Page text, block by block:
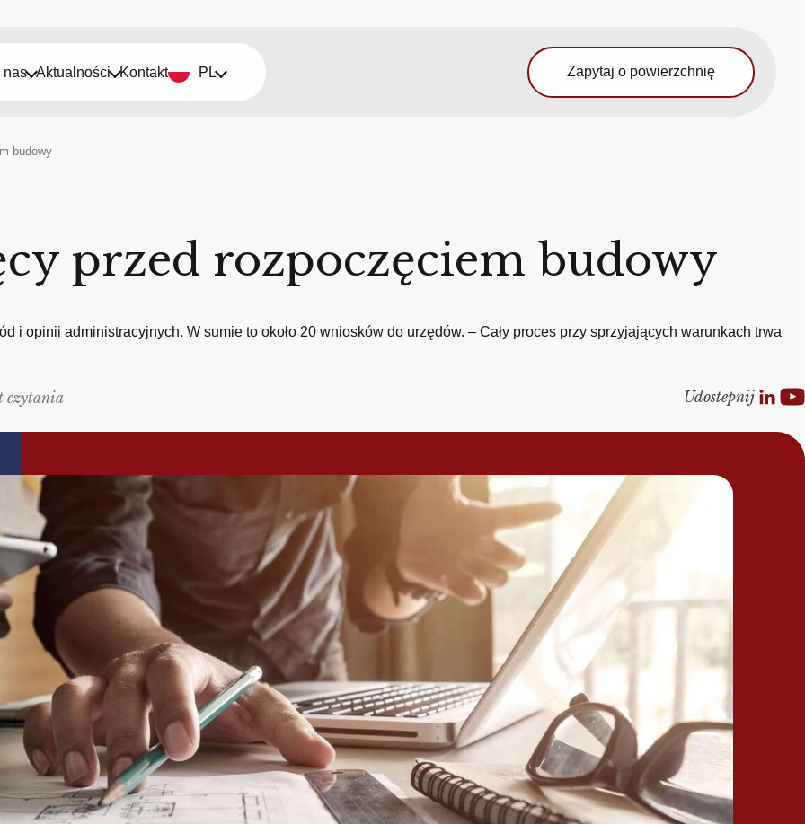
nas Aktualności Kontakt PL Zapytaj o powierzchnię
budowy
przed rozpoczęciem budowy
i opinii administracyjnych. W sumie to około 20 wniosków do urzędów. – Cały proces przy sprzyjających warunkach trwa
czytania Udostepnij